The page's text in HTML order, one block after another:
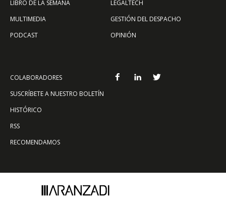
LIBRO DE LA SEMANA
MULTIMEDIA
PODCAST
LEGALTECH
GESTIÓN DEL DESPACHO
OPINIÓN
COLABORADORES
SUSCRÍBETE A NUESTRO BOLETÍN
HISTÓRICO
RSS
RECOMENDAMOS